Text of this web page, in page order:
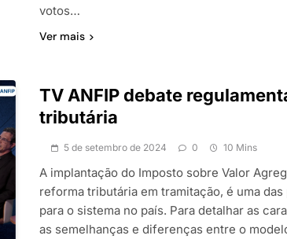
votos…
Ver mais
TV ANFIP debate
tributária
5 de setembro de 2024 0 10 Mins
A implantação do Imposto sobre Valor
reforma tributária em tramitação, é uma
para o sistema no país. Para detalhar as
as semelhanças e diferenças entre o